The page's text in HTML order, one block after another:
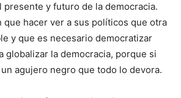
presente y futuro de la democracia.
que hacer ver a sus políticos que otra
y que es necesario democratizar
globalizar la democracia, porque si
agujero negro que todo lo devora.